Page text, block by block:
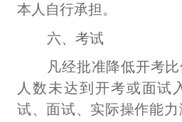
本人自行承担。
六、考试
凡经批准降低开考
人数未达到开考或面试
试、面试、实际操作能